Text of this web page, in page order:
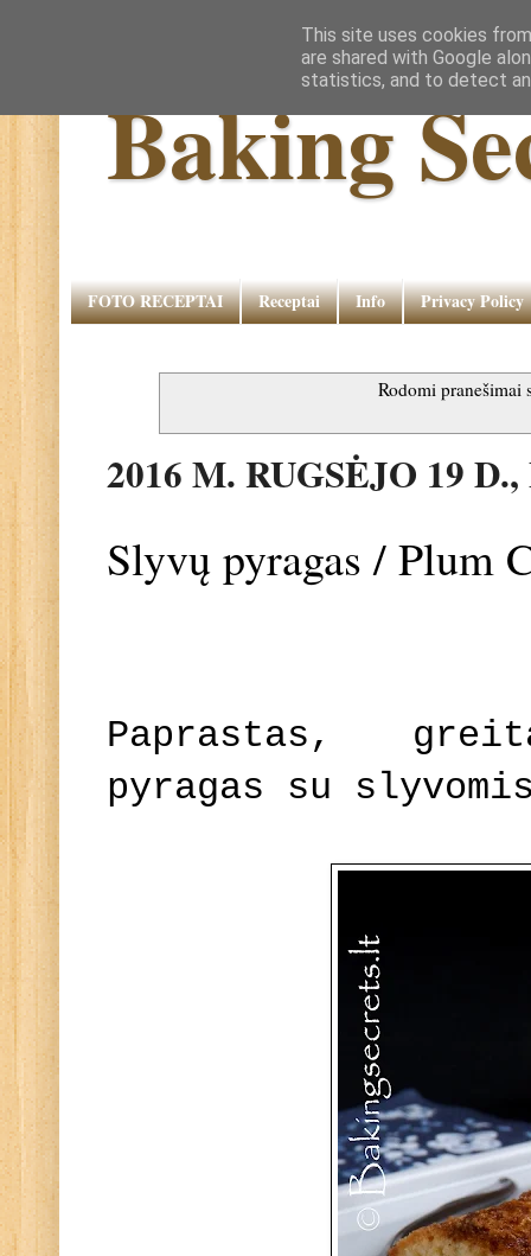
Baking
FOTO RECEPTAI Receptai Info Privacy Policy
Rodomi pranešimai
2016 M. RUGSĖJO 19
Slyvų pyragas / Plum
Paprastas,
pyragas su
This site uses cookies
are shared with Google
statistics, and to detect